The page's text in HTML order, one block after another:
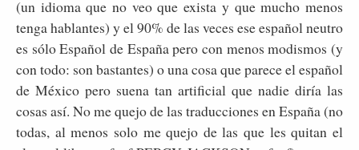
(un idioma que no veo que exista y que mucho menos
tenga hablantes) y el 90% de las veces ese español neutro
es sólo Español de España pero con menos modismos (y
con todo: son bastantes) o una cosa que parece el español
de México pero suena tan artificial que nadie diría las
cosas así. No me quejo de las traducciones en España (no
todas, al menos solo me quejo de las que les quitan el